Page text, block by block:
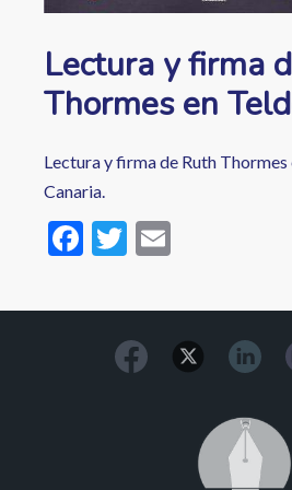
Lectura y firma
Thormes en
Lectura y firma de Ruth Thormes
Canaria.
F
ac
e
T
w
itt
er
ai
l
Image